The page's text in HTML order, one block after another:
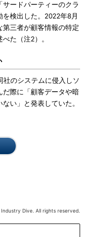
ードパーティーのクラ
検出した。2022年8月
三者が顧客情報の特定
た（注2）。
のシステムに侵入しソ
だ際に「顧客データや暗
い」と発表していた。
Dive. All rights reserved.